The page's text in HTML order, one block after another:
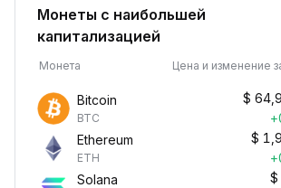
Монеты с наибольшей
капитализацией
Монета Цена и изменение
Bitcoin
BTC
$
Ethereum
ETH
$
Solana
$